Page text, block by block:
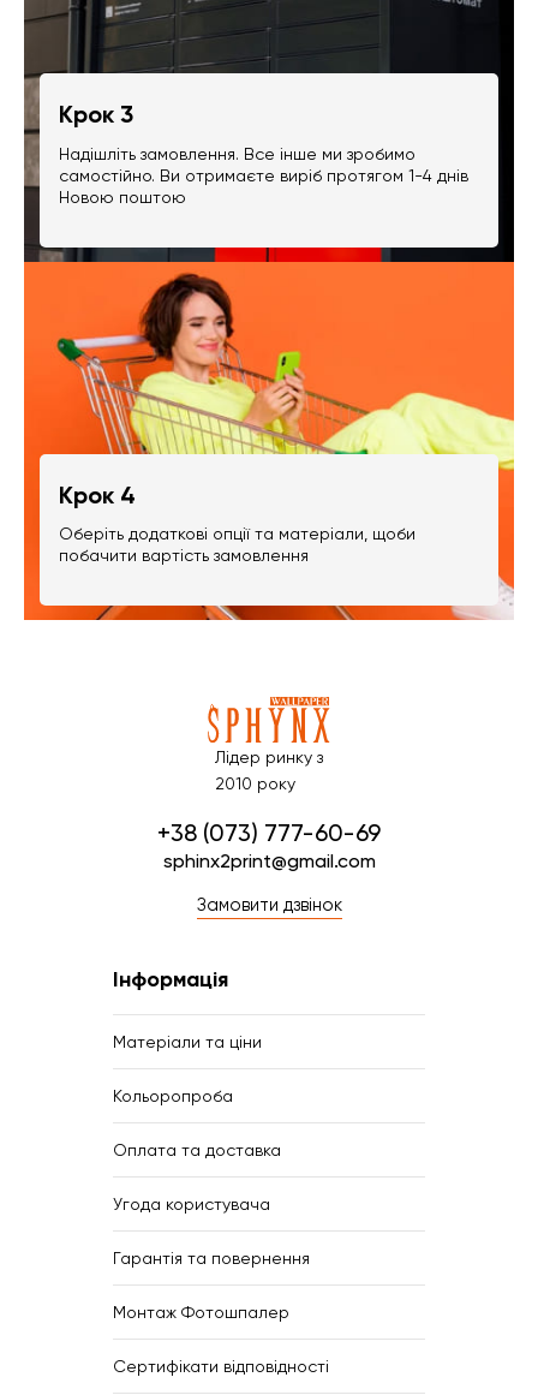
Крок 3
Надішліть замовлення. Все інше ми зробимо
самостійно. Ви отримаєте виріб протягом 1-4 днів
Новою поштою
Крок 4
Оберіть додаткові опції та матеріали, щоби
побачити вартість замовлення
Лідер ринку з
2010 року
+38 (073) 777-60-69
sphinx2print@gmail.com
Замовити дзвінок
Інформація
Матеріали та ціни
Кольоропроба
Оплата та доставка
Угода користувача
Гарантія та повернення
Монтаж Фотошпалер
Сертифікати відповідності